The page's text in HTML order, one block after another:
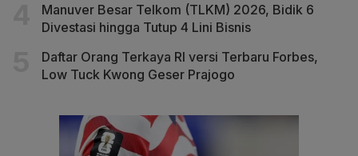
Manuver Besar Telkom (TLKM) 2026, Bidik 6
Divestasi hingga Tutup 4 Lini Bisnis
Daftar Orang Terkaya RI versi Terbaru Forbes,
Low Tuck Kwong Geser Prajogo